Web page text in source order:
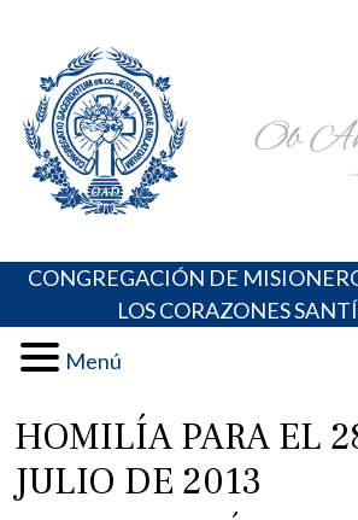
content
Portal de los Padres Oblatos.
Oraciones, Música religiosa y más
CONGREGACIÓN DE
LOS CORAZONES
Menú
HOMILÍA PARA EL
JULIO DE 2013